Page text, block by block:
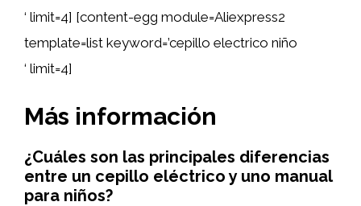
‘ limit=4] [content-egg module=Aliexpress2
template=list keyword=’cepillo electrico niño
‘ limit=4]
Más información
¿Cuáles son las principales diferencias
entre un cepillo eléctrico y uno manual
para niños?